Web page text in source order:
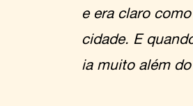
e era claro
cidade. E
ia muito além